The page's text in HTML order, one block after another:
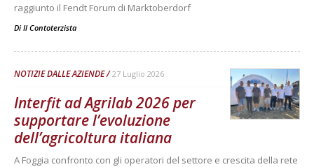
raggiunto il Fendt Forum di Marktoberdorf
Di Il Contoterzista
NOTIZIE DALLE AZIENDE 27 Luglio 2026
Interfit ad Agrilab 2026 per
supportare l’evoluzione
dell’agricoltura italiana
A Foggia confronto con gli operatori del settore e crescita della rete